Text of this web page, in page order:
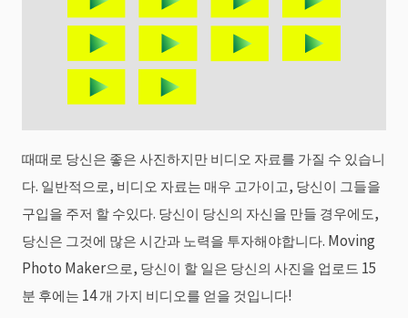
때때로 당신은 좋은 사진하지만 비디오 자료를 가질 수 있습니
다. 일반적으로, 비디오 자료는 매우 고가이고, 당신이 그들을
구입을 주저 할 수있다. 당신이 당신의 자신을 만들 경우에도,
당신은 그것에 많은 시간과 노력을 투자해야합니다. Moving
Photo Maker으로, 당신이 할 일은 당신의 사진을 업로드 15
분 후에는 14 개 가지 비디오를 얻을 것입니다!